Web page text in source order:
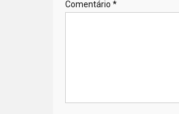
Comentário *